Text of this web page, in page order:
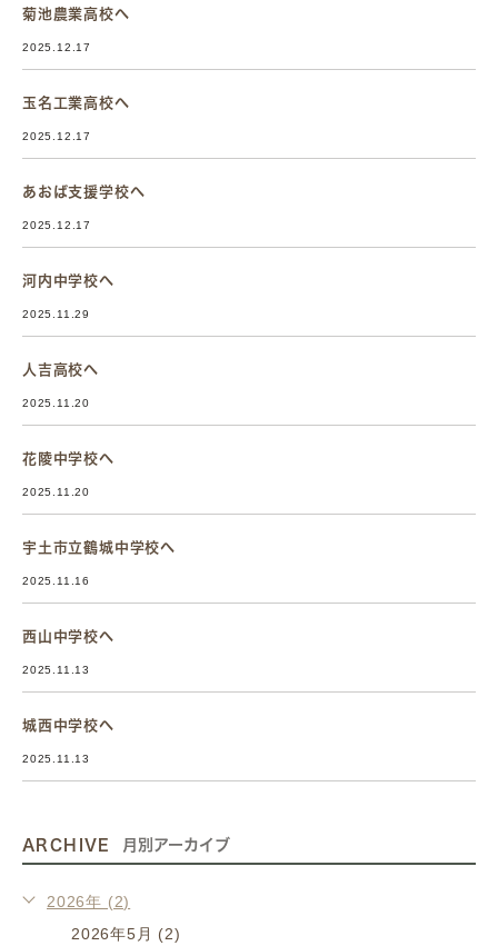
菊池農業高校へ
2025.12.17
玉名工業高校へ
2025.12.17
あおば支援学校へ
2025.12.17
河内中学校へ
2025.11.29
人吉高校へ
2025.11.20
花陵中学校へ
2025.11.20
宇土市立鶴城中学校へ
2025.11.16
西山中学校へ
2025.11.13
城西中学校へ
2025.11.13
ARCHIVE 月別アーカイブ
2026年 (2)
2026年5月 (2)